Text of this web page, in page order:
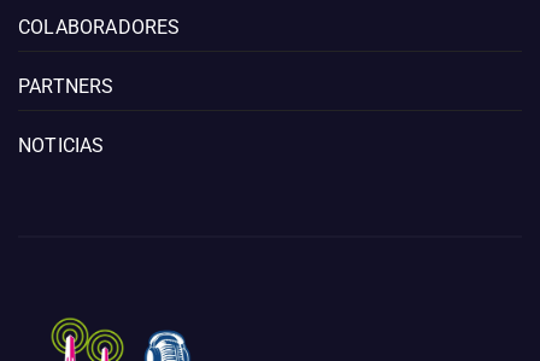
COLABORADORES
PARTNERS
NOTICIAS